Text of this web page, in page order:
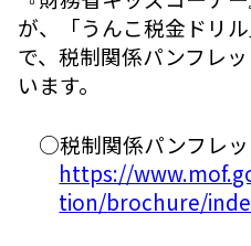
が、「うんこ税金ドリ
で、税制関係パンフレ
います。
○税制関係パンフレッ
https://
tion/brochure/